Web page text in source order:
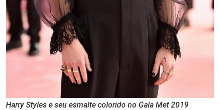
Harry Styles e seu esmalte colorido no Gala Met 2019